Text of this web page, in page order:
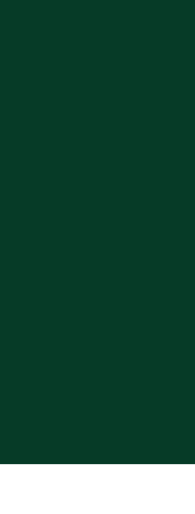
med praktisk
Sweden. Magnet Wallet+ er
i skinn, med rom
og baksiden av
opp» funksjon slik at du
eller kredittkort. Dekselet er
kvalitet og har en innside
svart deksel inkludert gir